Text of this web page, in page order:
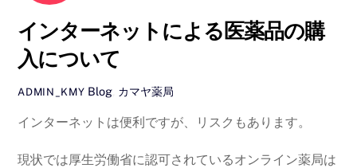
インターネットによる医薬品の購
入について
ADMIN_KMY Blog カマヤ薬局
インターネットは便利ですが、リスクもあります。
現状では厚生労働省に認可されているオンライン薬局は